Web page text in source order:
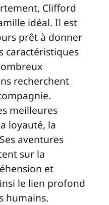
Clifford
idéal. Il est
prêt à donner
caractéristiques
recherchent
meilleures
loyauté, la
aventures
sur la
et
le lien profond
humains.